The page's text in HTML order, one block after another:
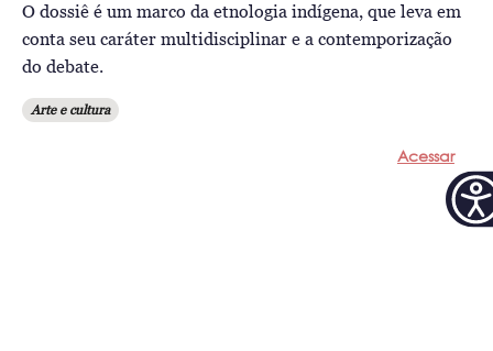
O dossiê é um marco da etnologia indígena, que leva em
conta seu caráter multidisciplinar e a contemporização
do debate.
Arte e cultura
Acessar